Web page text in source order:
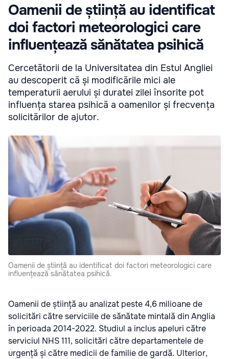
Oamenii de știință au identificat
doi factori meteorologici care
influențează sănătatea psihică
Cercetătorii de la Universitatea din Estul Angliei
au descoperit că și modificările mici ale
temperaturii aerului și duratei zilei însorite pot
influența starea psihică a oamenilor și frecvența
solicitărilor de ajutor.
Oamenii de știință au identificat doi factori meteorologici care
influențează sănătatea psihică.
Oamenii de știință au analizat peste 4,6 milioane de
solicitări către serviciile de sănătate mintală din Anglia
în perioada 2014-2022. Studiul a inclus apeluri către
serviciul NHS 111, solicitări către departamentele de
urgență și către medicii de familie de gardă. Ulterior,